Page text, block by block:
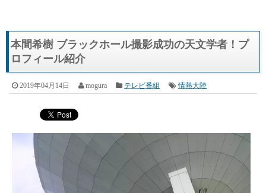
本間希樹 ブラックホール撮影成功の天文学者！プ
ロフィール紹介
2019年04月14日 mogura テレビ番組 情熱大陸